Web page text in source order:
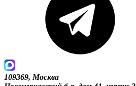
109369, Москва